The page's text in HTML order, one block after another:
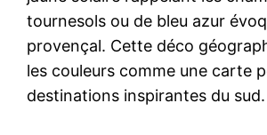
tournesols ou de bleu azur
provençal. Cette déco
les couleurs comme une carte
destinations inspirantes du sud.